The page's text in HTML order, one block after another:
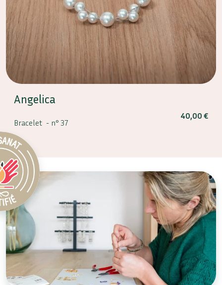
Angelica
Bracelet - n° 37
40,00 €